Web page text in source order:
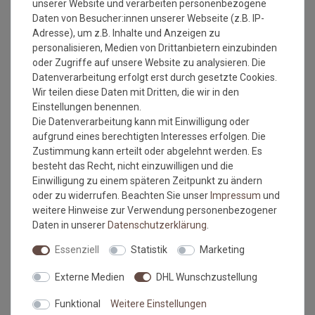
Verarbeitung nach DIN 18 365 Bodenbelagsarbeiten und die
sach- und fachgerechte Ausführung der Arbeit voraus. Der
Unterboden muss eben, glatt, fest, rissfrei, trocken und
sauber sein. Der Belag sollte 24 Stunden vor Verlegung
ausgerollt und grob zugeschnitten werden. Zur Zeit der
Verlegung sollte die Raumtemperatur nicht unter 18° C
betragen, die des Untergrundes nicht unter 15° C.
Wie messe ich meinen Raum aus, damit das Material
ausreicht?
Beim ausmessen des Raumes in dem der Bodenbelag
verlegt werden soll, bitte immer die Türrahmen, Erker
oder sonstige Aussparungen IMMER mit ausmessen.
Also immer die längste Länge und die breiteste Breite.
Kalkulieren Sie immer ca. 10-15 cm mehr in der Länge
und Breite mit ein, da die Wände nicht immer
Fixierte Verlegung (Wohnbereich)
unserer Website und verarbeiten personenbezogene
Daten von Besucher:innen unserer Webseite (z.B. IP-
Adresse), um z.B. Inhalte und Anzeigen zu
personalisieren, Medien von Drittanbietern einzubinden
oder Zugriffe auf unsere Website zu analysieren. Die
Datenverarbeitung erfolgt erst durch gesetzte Cookies.
Wir teilen diese Daten mit Dritten, die wir in den
Einstellungen benennen.
Die Datenverarbeitung kann mit Einwilligung oder
aufgrund eines berechtigten Interesses erfolgen. Die
Zustimmung kann erteilt oder abgelehnt werden. Es
besteht das Recht, nicht einzuwilligen und die
Einwilligung zu einem späteren Zeitpunkt zu ändern
oder zu widerrufen. Beachten Sie unser Impressum und
weitere Hinweise zur Verwendung personenbezogener
Daten in unserer Daten­schutz­erklärung
Essenziell Statistik Marketing
Externe Medien DHL Wunschzustellung
Funktional Weitere Einstellungen